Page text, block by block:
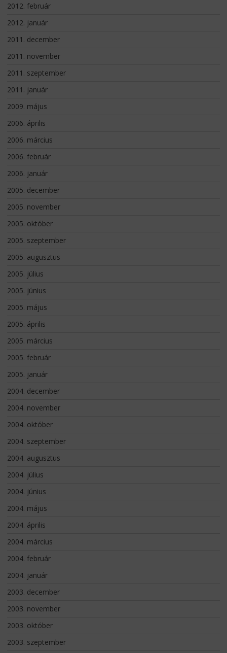
2012. február
2012. január
2011. december
2011. november
2011. szeptember
2011. január
2009. május
2006. április
2006. március
2006. február
2006. január
2005. december
2005. november
2005. október
2005. szeptember
2005. augusztus
2005. július
2005. június
2005. május
2005. április
2005. március
2005. február
2005. január
2004. december
2004. november
2004. október
2004. szeptember
2004. augusztus
2004. július
2004. június
2004. május
2004. április
2004. március
2004. február
2004. január
2003. december
2003. november
2003. október
2003. szeptember